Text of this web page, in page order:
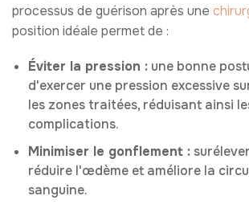
processus de guérison après une
position idéale permet de :
Éviter la pression : une bonne
d'exercer une pression excessive
les zones traitées, réduisant ainsi
complications.
Minimiser le gonflement :
réduire l'œdème et améliore la
sanguine.